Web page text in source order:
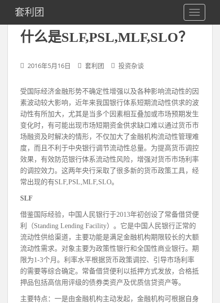
i
套利团
什么是SLF,PSL,MLF,SLO？
2016年5月16日 套利团 投资杂谈
受国际经济金融形势不确定性增强以及各种影响流动性的因
素波动较大影响，近年来我国银行体系短期流动性供求的波
动性有所加大，尤其是当多个因素相互叠加或市场预期发生
变化时，有可能出现市场短期资金供求缺口难以通过货币市
场融资及时解决的情形，不仅加大了金融机构流动性管理难
度，而且不利于中央银行调节流动性总量。为提高货币调控
效果，有效防范银行体系流动性风险，增强对货币市场利率
的调控效力。这两年央行采取了很多新的货币政策工具，经
常出现的有SLF,PSL,MLF,SLO。
SLF
借鉴国际经验，中国人民银行于2013年初创设了常备借贷便
利（Standing Lending Facility）。它是中国人民银行正常的
流动性供给渠道，主要功能是满足金融机构期限较长的大额
流动性需求。对象主要为政策性银行和全国性商业银行。期
限为1-3个月。利率水平根据货币政策调控、引导市场利率
的需要等综合确定。常备借贷便利以抵押方式发放，合格抵
押品包括高信用评级的债券类资产及优质信贷资产等。
主要特点：一是由金融机构主动发起，金融机构可根据自身